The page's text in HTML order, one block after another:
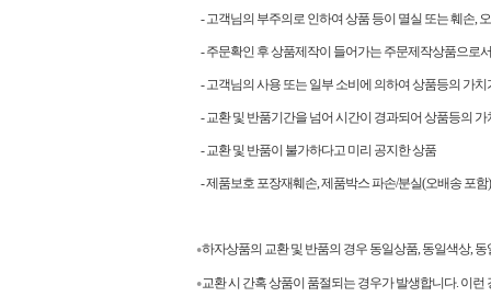
- 고객님의 부주의로 인하여 상품 등이 멸실 또는 훼손,
- 주문확인 후 상품제작이 들어가는 주문제작상품으로
- 고객님의 사용 또는 일부 소비에 의하여 상품등의 가
- 교환 및 반품기간을 넘어 시간이 경과되어 상품등의
- 교환 및 반품이 불가하다고 미리 공지한 상품
- 제품보호 포장재훼손, 제품박스 파손/분실(오배송 포
●하자상품의 교환 및 반품의 경우 동일상품, 동일색상,
●교환 시 간혹 상품이 품절되는 경우가 발생합니다. 이